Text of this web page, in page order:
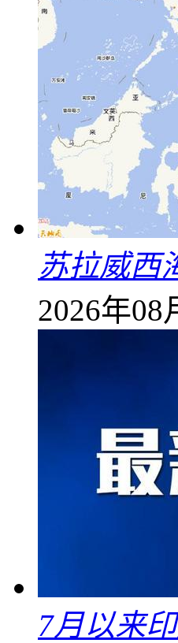
苏拉威西
2026年08
7月以来